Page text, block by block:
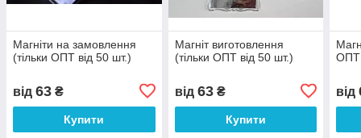
Магніти на замовлення
(тільки ОПТ від 50 шт.)
від 63 ₴
Купити
Магніт виготовлення
(тільки ОПТ від 50 шт.)
від 63₴
Купити
ОПТ
від